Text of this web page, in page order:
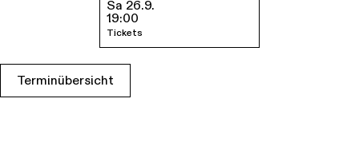
Termine & Tickets
Sa 26.9.
19:00
Tickets
Terminübersicht